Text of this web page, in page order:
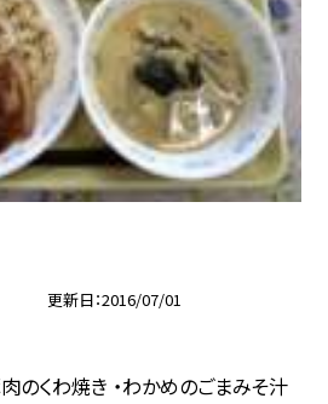
更新日 2016/07/01
肉のくわ焼き ・わかめのごまみそ汁